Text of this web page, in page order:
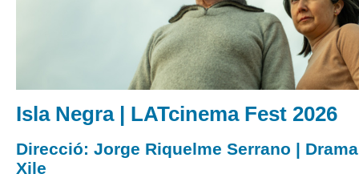
Isla Negra | LATcinema Fest 2026
Direcció: Jorge Riquelme Serrano |
Xile